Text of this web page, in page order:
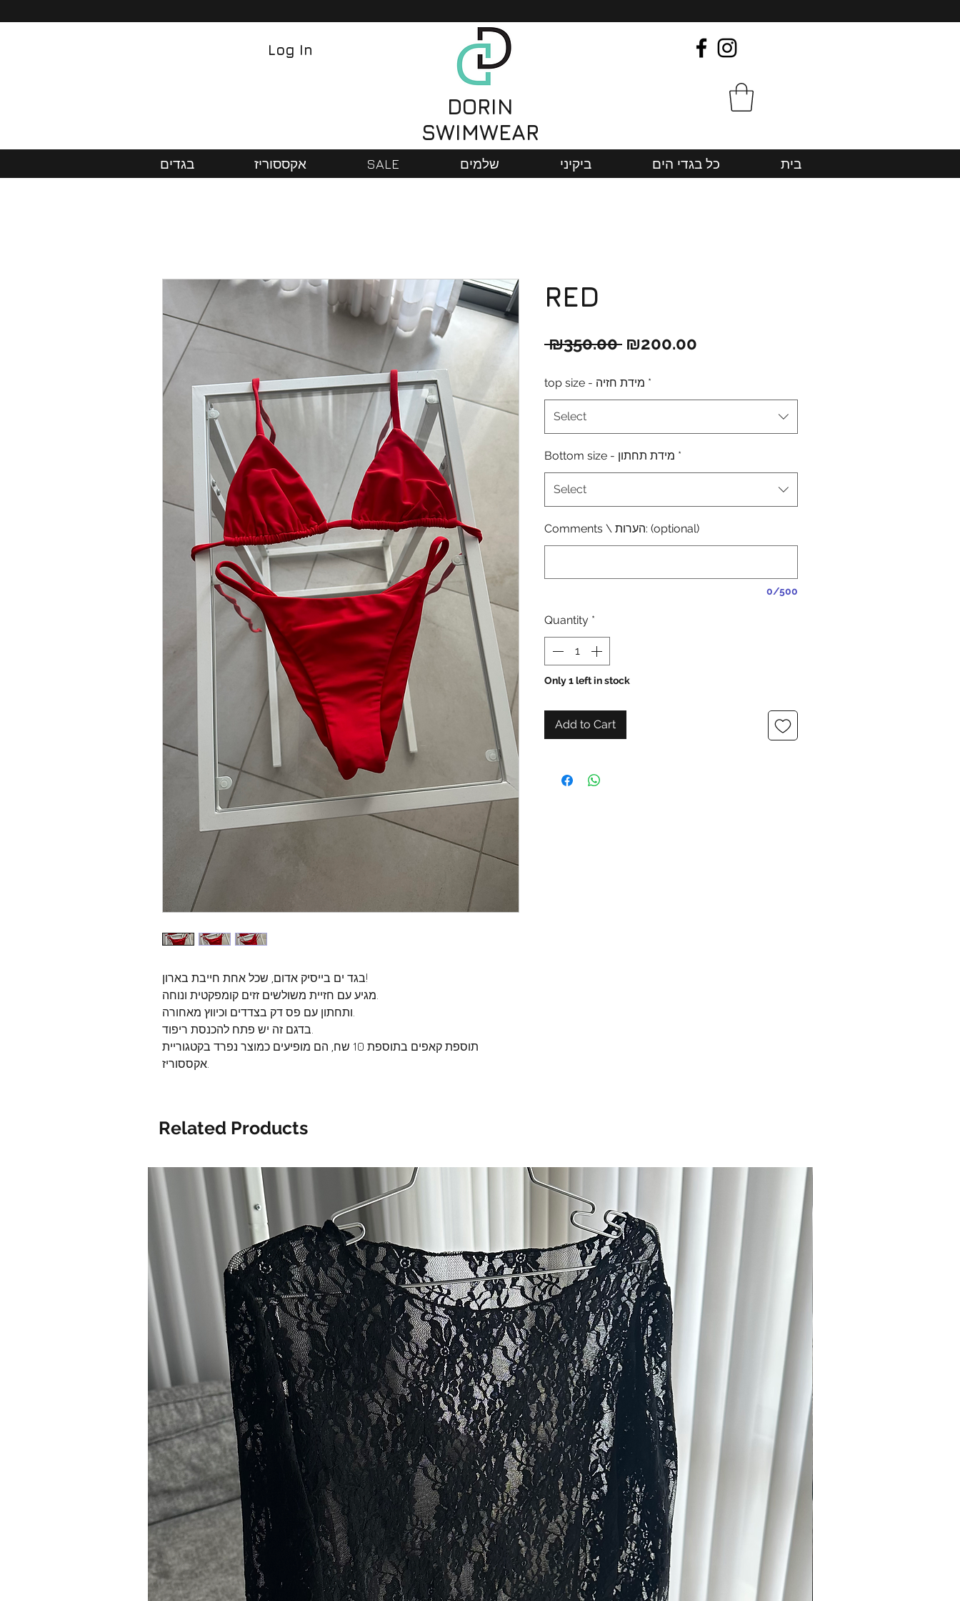
Log In
DORIN
SWIMWEAR
בית כל בגדי הים ביקיני שלמים SALE אקססוריז בגדים
בגד ים בייסיק אדום, שכל אחת חייבת בארון!
תוספת קאפים בתוספת 10 שח, הם מופיעים כמוצר נפרד בקטגוריית
RED
₪350.00 Regular
₪200.00
top size - מידת חזיה *
Select
Bottom size - מידת תחתון *
Select
Comments \ הערות: (optional)
0/500
Quantity *
Only 1 left in stock
Add to Cart
Related Products